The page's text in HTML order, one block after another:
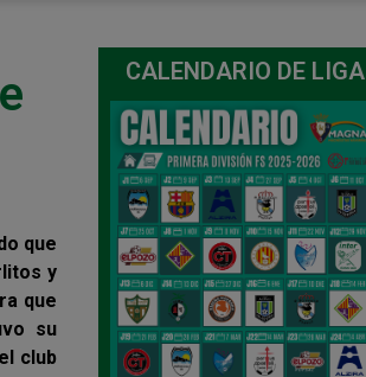
que
y
que
su
club
CALENDARIO DE LIGA